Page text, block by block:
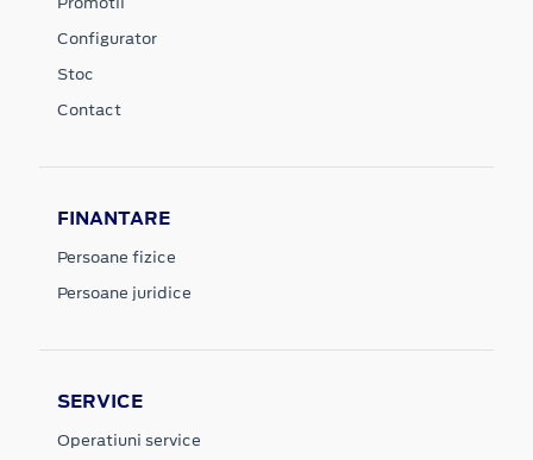
Configurator
Stoc
Contact
FINANTARE
Persoane fizice
Persoane juridice
SERVICE
Operatiuni service